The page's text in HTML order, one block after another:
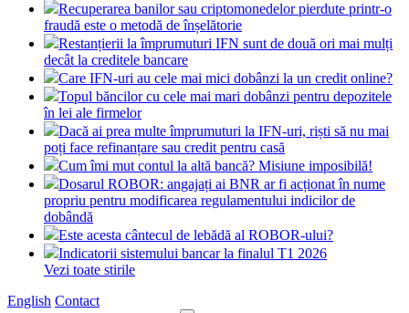
Recuperarea banilor sau criptomonedelor pierdute printr-o
fraudă este o metodă de înșelătorie
Restanțierii la împrumuturi IFN sunt de două ori mai mulți
decât la creditele bancare
Care IFN-uri au cele mai mici dobânzi la un credit online?
Topul băncilor cu cele mai mari dobânzi pentru depozitele
în lei ale firmelor
Dacă ai prea multe împrumuturi la IFN-uri, riști să nu mai
poți face refinanțare sau credit pentru casă
Cum îmi mut contul la altă bancă? Misiune imposibilă!
Dosarul ROBOR: angajați ai BNR ar fi acționat în nume
propriu pentru modificarea regulamentului indicilor de
dobândă
Este acesta cântecul de lebădă al ROBOR-ului?
Indicatorii sistemului bancar la finalul T1 2026
Vezi toate stirile
English Contact